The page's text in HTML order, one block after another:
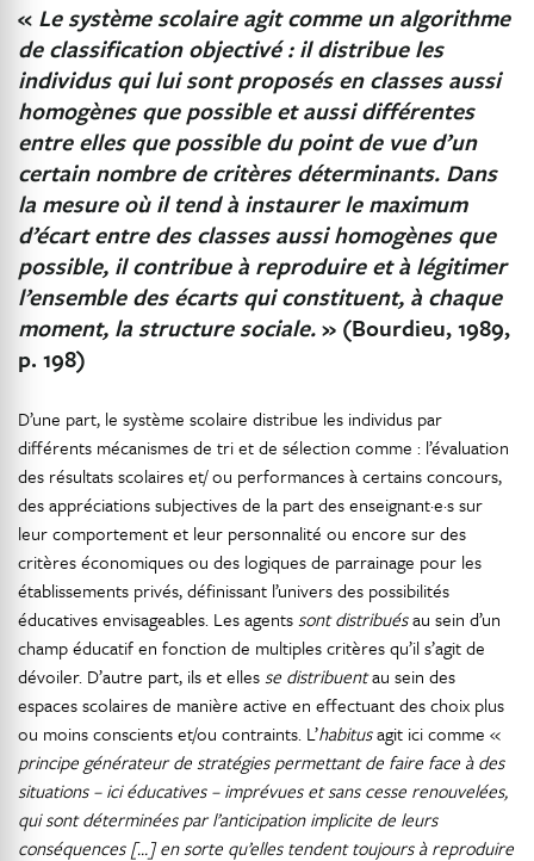
« Le système scolaire agit comme un algorithme
de classification objectivé : il distribue les
individus qui lui sont proposés en classes aussi
homogènes que possible et aussi différentes
entre elles que possible du point de vue d’un
certain nombre de critères déterminants. Dans
la mesure où il tend à instaurer le maximum
d’écart entre des classes aussi homogènes que
possible, il contribue à reproduire et à légitimer
l’ensemble des écarts qui constituent, à chaque
moment, la structure sociale.» (Bourdieu, 1989,
p. 198)
D’une part, le système scolaire distribue les individus par
différents mécanismes de tri et de sélection comme : l’évaluation
des résultats scolaires et/ ou performances à certains concours,
des appréciations subjectives de la part des enseignant·e·s sur
leur comportement et leur personnalité ou encore sur des
critères économiques ou des logiques de parrainage pour les
établissements privés, définissant l’univers des possibilités
éducatives envisageables. Les agentssont distribuésau sein d’un
champ éducatif en fonction de multiples critères qu’il s’agit de
dévoiler. D’autre part, ils et ellesse distribuentau sein des
espaces scolaires de manière active en effectuant des choix plus
ou moins conscients et/ou contraints. L’habitusagit ici comme «
principe générateur de stratégies permettant de faire face à des
situations – ici éducatives – imprévues et sans cesse renouvelées,
qui sont déterminées par l’anticipation implicite de leurs
conséquences […] en sorte qu’elles tendent toujours à reproduire